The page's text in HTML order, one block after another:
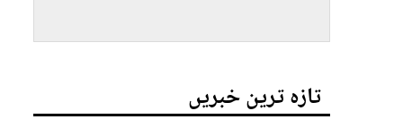
تازہ ترین خبریں